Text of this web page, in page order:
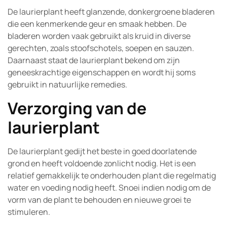
De laurierplant heeft glanzende, donkergroene bladeren
die een kenmerkende geur en smaak hebben. De
bladeren worden vaak gebruikt als kruid in diverse
gerechten, zoals stoofschotels, soepen en sauzen.
Daarnaast staat de laurierplant bekend om zijn
geneeskrachtige eigenschappen en wordt hij soms
gebruikt in natuurlijke remedies.
Verzorging van de
laurierplant
De laurierplant gedijt het beste in goed doorlatende
grond en heeft voldoende zonlicht nodig. Het is een
relatief gemakkelijk te onderhouden plant die regelmatig
water en voeding nodig heeft. Snoei indien nodig om de
vorm van de plant te behouden en nieuwe groei te
stimuleren.